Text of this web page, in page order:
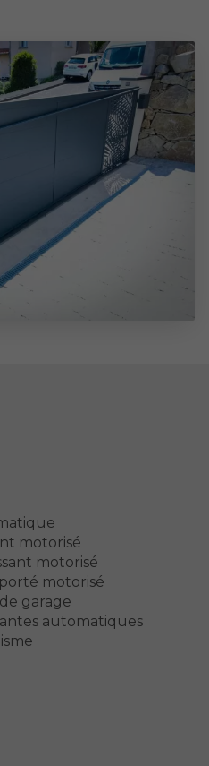
motorisé
motorisé
motorisé
garage
automatiques